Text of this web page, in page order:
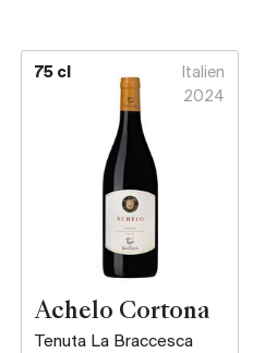
75 cl
Italien
2024
Achelo Cortona
Tenuta La Braccesca